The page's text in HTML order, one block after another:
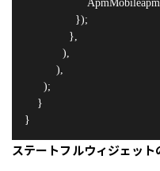
                });
              },
            ),
          ),
      );
    }
}
ステートフルウィジェット